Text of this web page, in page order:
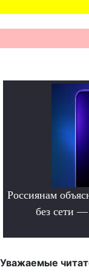
Россиянам
без сети —
Уважаемые